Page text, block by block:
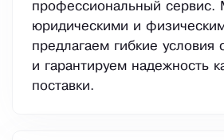
профессиональный сервис.
юридическими и
предлагаем гибкие условия
и гарантируем надежность
поставки.